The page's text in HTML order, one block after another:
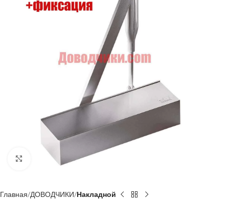
Click to enlarge
Главная ДОВОДЧИКИ Накладной